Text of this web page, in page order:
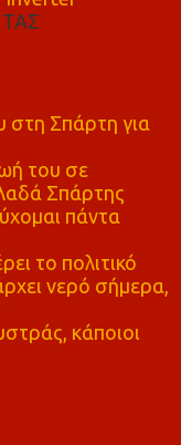
Σπάρτη για
του σε
Σπάρτης
πάντα
το πολιτικό
νερό σήμερα,
κάποιοι